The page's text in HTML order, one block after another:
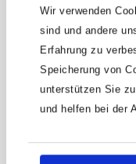
Wir verwenden
sind und andere
Erfahrung zu
Speicherung von
unterstützen Sie
und helfen bei der
15 €
Bleibe auf
Aktionen und
zusätzlich